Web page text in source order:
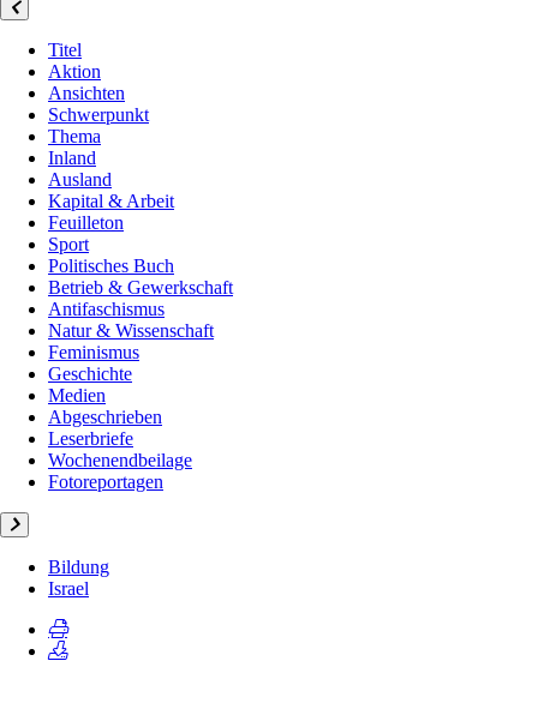
Titel
Aktion
Ansichten
Schwerpunkt
Thema
Inland
Ausland
Kapital & Arbeit
Feuilleton
Sport
Politisches Buch
Betrieb & Gewerkschaft
Antifaschismus
Natur & Wissenschaft
Feminismus
Geschichte
Medien
Abgeschrieben
Leserbriefe
Wochenendbeilage
Fotoreportagen
Bildung
Israel